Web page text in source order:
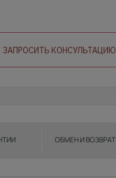
ЗАПРОСИТЬ КОНСУЛЬТАЦИЮ
ОБМЕН И ВОЗВРАТ